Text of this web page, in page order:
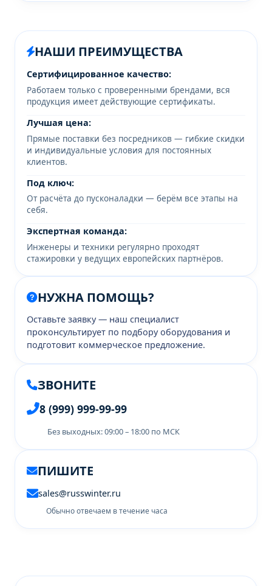
НАШИ ПРЕИМУЩЕСТВА
Сертифицированное качество:
Работаем только с проверенными брендами, вся
продукция имеет действующие сертификаты.
Лучшая цена:
Прямые поставки без посредников — гибкие скидки
и индивидуальные условия для постоянных
клиентов.
Под ключ:
От расчёта до пусконаладки — берём все этапы на
себя.
Экспертная команда:
Инженеры и техники регулярно проходят
стажировки у ведущих европейских партнёров.
НУЖНА ПОМОЩЬ?
Оставьте заявку — наш специалист
проконсультирует по подбору оборудования и
подготовит коммерческое предложение.
ЗВОНИТЕ
8 (999) 999-99-99
Без выходных: 09:00 – 18:00 по МСК
ПИШИТЕ
sales@russwinter.ru
Обычно отвечаем в течение часа